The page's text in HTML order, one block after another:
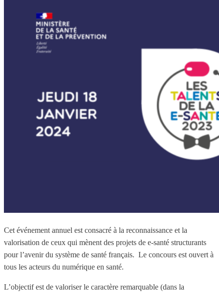
Cet événement annuel est consacré à la reconnaissance et la
valorisation de ceux qui mènent des projets de e-santé structurants
pour l’avenir du système de santé français. Le concours est ouvert à
tous les acteurs du numérique en santé.
L’objectif est de valoriser le caractère remarquable (dans la